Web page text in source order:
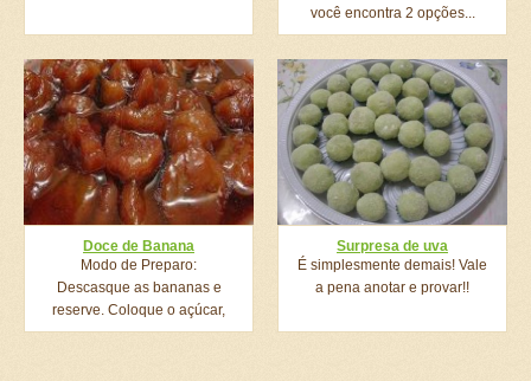
você encontra 2 opções...
Doce de Banana
Modo de Preparo:
Descasque as bananas e
reserve. Coloque o açúcar,
a...
Surpresa de uva
É simplesmente demais! Vale
a pena anotar e provar!!